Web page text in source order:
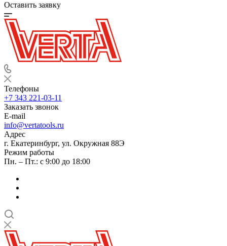
Оставить заявку
Телефоны
+7 343 221-03-11
Заказать звонок
E-mail
info@vertatools.ru
Адрес
г. Екатеринбург, ул. Окружная 88Э
Режим работы
Пн. – Пт.: с 9:00 до 18:00